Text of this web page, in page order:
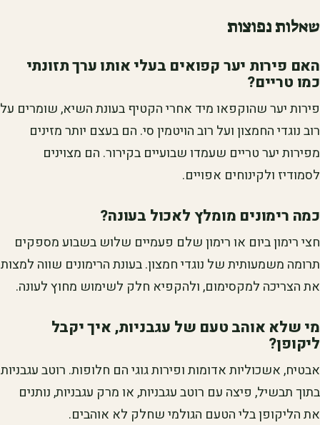
שאלות נפוצות
האם פירות יער קפואים בעלי אותו ערך תזונתי
כמו טריים?
פירות יער שהוקפאו מיד אחרי הקטיף בעונת השיא, שומרים על
רוב נוגדי החמצון ועל רוב הויטמין סי. הם בעצם יותר מזינים
מפירות יער טריים שעמדו שבועיים בקירור. הם מצוינים
לסמודיז ולקינוחים אפויים.
כמה רימונים מומלץ לאכול בעונה?
חצי רימון ביום או רימון שלם פעמיים שלוש בשבוע מספקים
תרומה משמעותית של נוגדי חמצון. בעונת הרימונים שווה למצות
את הצריכה למקסימום, ולהקפיא חלק לשימוש מחוץ לעונה.
מי שלא אוהב טעם של עגבניות, איך יקבל
ליקופן?
אבטיח, אשכוליות אדומות ופירות גוגי הם חלופות. רוטב עגבניות
בתוך תבשיל, פיצה עם רוטב עגבניות, או מרק עגבניות, נותנים
את הליקופן בלי הטעם הגולמי שחלק לא אוהבים.